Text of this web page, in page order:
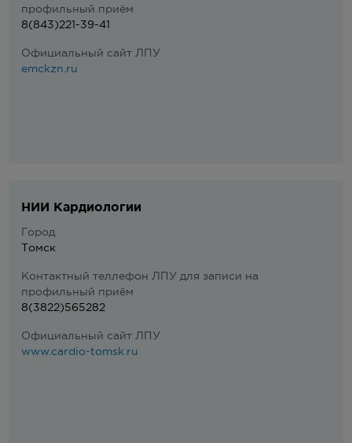
профильный приём
8(843)221-39-41
Официальный сайт ЛПУ
emckzn.ru
НИИ Кардиологии
Город
Томск
Контактный теллефон ЛПУ для записи на
профильный приём
8(3822)565282
Официальный сайт ЛПУ
www.cardio-tomsk.ru